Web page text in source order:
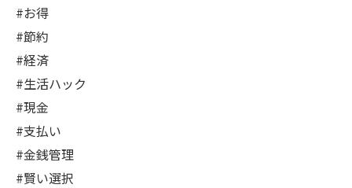
#お得
#節約
#経済
#生活ハック
#現金
#支払い
#金銭管理
#賢い選択